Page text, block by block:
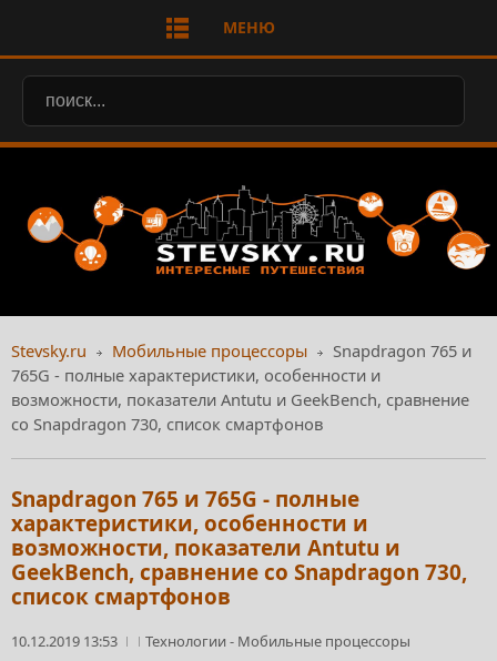
МЕНЮ
Stevsky.ru Мобильные процессоры
Snapdragon 765 и
765G - полные характеристики, особенности и
возможности, показатели Antutu и GeekBench, сравнение
со Snapdragon 730, список смартфонов
Snapdragon 765 и 765G - полные
характеристики, особенности и
возможности, показатели Antutu и
GeekBench, сравнение со Snapdragon 730,
список смартфонов
10.12.2019 13:53 Технологии- Мобильные процессоры